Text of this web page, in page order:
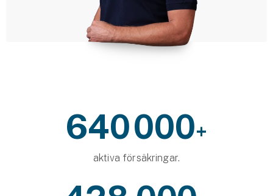
För förmedlare
Försäkring via förmedlare
Se alla försäkringar
640 000+
aktiva försäkringar.